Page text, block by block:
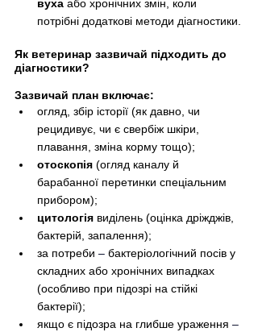
вуха або хронічних змін, коли
потрібні додаткові методи діагностики.
Як ветеринар зазвичай підходить до
діагностики?
Зазвичай план включає:
огляд, збір історії (як давно, чи
рецидивує, чи є свербіж шкіри,
плавання, зміна корму тощо);
отоскопія (огляд каналу й
барабанної перетинки спеціальним
прибором);
цитологія виділень (оцінка дріжджів,
бактерій, запалення);
за потреби – бактеріологічний посів у
складних або хронічних випадках
(особливо при підозрі на стійкі
бактерії);
якщо є підозра на глибше ураження –